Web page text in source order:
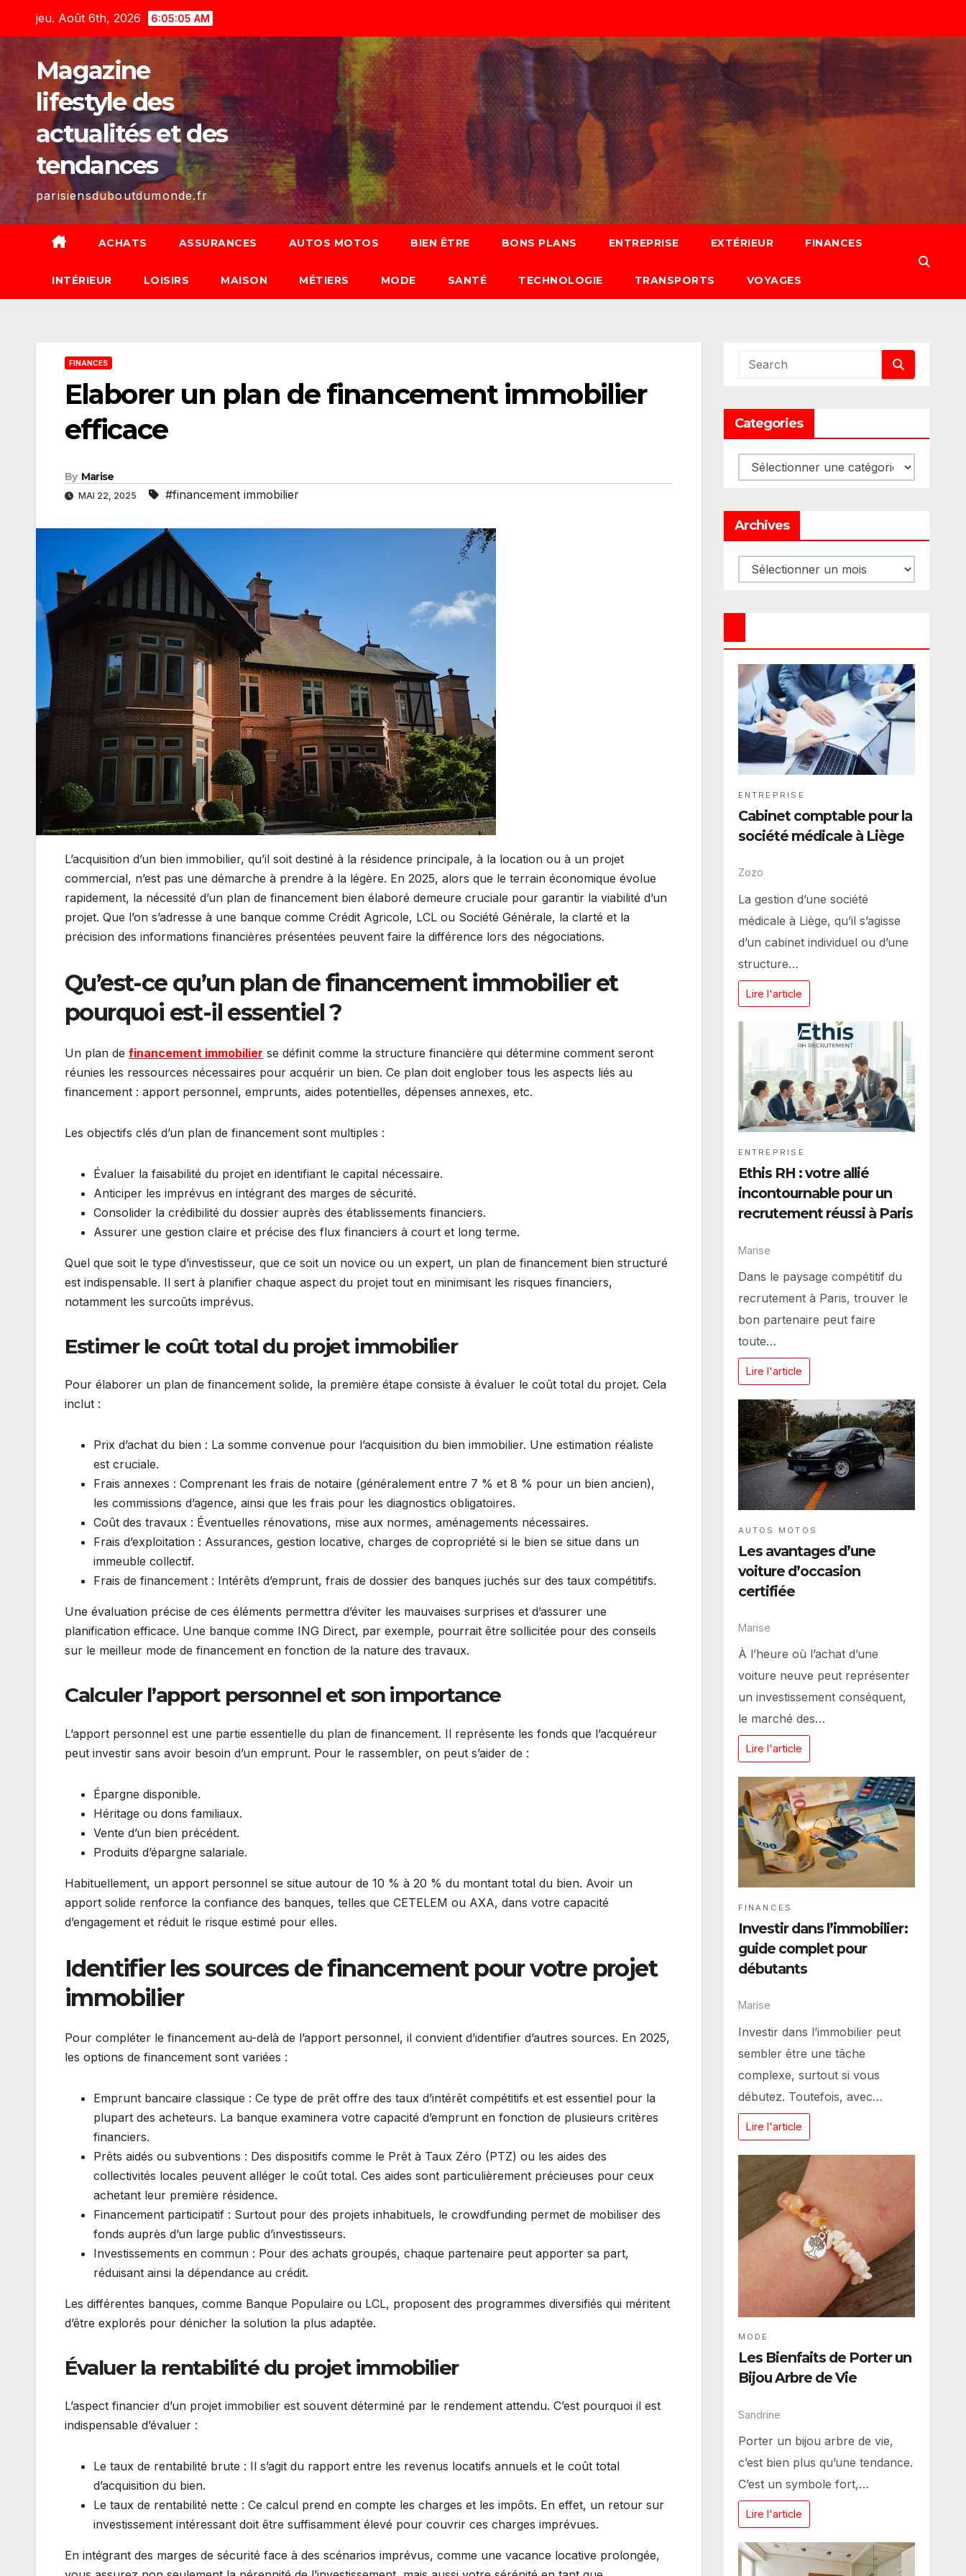
jeu. Août 6th, 2026 6:05:07 AM
Magazine
lifestyle des
actualités et des
tendances
parisiensduboutdumonde.fr
ACHATS ASSURANCES AUTOS MOTOS BIEN ÊTRE BONS PLANS ENTREPRISE EXTÉRIEUR FINANCES
INTÉRIEUR LOISIRS MAISON MÉTIERS MODE SANTÉ TECHNOLOGIE TRANSPORTS VOYAGES
FINANCES
Elaborer un plan de financement immobilier
efficace
By Marise
MAI 22, 2025 #financement immobilier
L’acquisition d’un bien immobilier, qu’il soit destiné à la résidence principale, à la location ou à un projet
commercial, n’est pas une démarche à prendre à la légère. En 2025, alors que le terrain économique évolue
rapidement, la nécessité d’un plan de financement bien élaboré demeure cruciale pour garantir la viabilité d’un
projet. Que l’on s’adresse à une banque comme Crédit Agricole, LCL ou Société Générale, la clarté et la
précision des informations financières présentées peuvent faire la différence lors des négociations.
Qu’est-ce qu’un plan de financement immobilier et
pourquoi est-il essentiel ?
Un plan de financement immobilier se définit comme la structure financière qui détermine comment seront
réunies les ressources nécessaires pour acquérir un bien. Ce plan doit englober tous les aspects liés au
financement : apport personnel, emprunts, aides potentielles, dépenses annexes, etc.
Les objectifs clés d’un plan de financement sont multiples :
Évaluer la faisabilité du projet en identifiant le capital nécessaire.
Anticiper les imprévus en intégrant des marges de sécurité.
Consolider la crédibilité du dossier auprès des établissements financiers.
Assurer une gestion claire et précise des flux financiers à court et long terme.
Quel que soit le type d’investisseur, que ce soit un novice ou un expert, un plan de financement bien structuré
est indispensable. Il sert à planifier chaque aspect du projet tout en minimisant les risques financiers,
notamment les surcoûts imprévus.
Estimer le coût total du projet immobilier
Pour élaborer un plan de financement solide, la première étape consiste à évaluer le coût total du projet. Cela
inclut :
Prix d’achat du bien : La somme convenue pour l’acquisition du bien immobilier. Une estimation réaliste
est cruciale.
Frais annexes : Comprenant les frais de notaire (généralement entre 7 % et 8 % pour un bien ancien),
les commissions d’agence, ainsi que les frais pour les diagnostics obligatoires.
Coût des travaux : Éventuelles rénovations, mise aux normes, aménagements nécessaires.
Frais d’exploitation : Assurances, gestion locative, charges de copropriété si le bien se situe dans un
immeuble collectif.
Frais de financement : Intérêts d’emprunt, frais de dossier des banques juchés sur des taux compétitifs.
Une évaluation précise de ces éléments permettra d’éviter les mauvaises surprises et d’assurer une
planification efficace. Une banque comme ING Direct, par exemple, pourrait être sollicitée pour des conseils
sur le meilleur mode de financement en fonction de la nature des travaux.
Calculer l’apport personnel et son importance
L’apport personnel est une partie essentielle du plan de financement. Il représente les fonds que l’acquéreur
peut investir sans avoir besoin d’un emprunt. Pour le rassembler, on peut s’aider de :
Épargne disponible.
Héritage ou dons familiaux.
Vente d’un bien précédent.
Produits d’épargne salariale.
Habituellement, un apport personnel se situe autour de 10 % à 20 % du montant total du bien. Avoir un
apport solide renforce la confiance des banques, telles que CETELEM ou AXA, dans votre capacité
d’engagement et réduit le risque estimé pour elles.
Identifier les sources de financement pour votre projet
immobilier
Pour compléter le financement au-delà de l’apport personnel, il convient d’identifier d’autres sources. En 2025,
les options de financement sont variées :
Emprunt bancaire classique : Ce type de prêt offre des taux d’intérêt compétitifs et est essentiel pour la
plupart des acheteurs. La banque examinera votre capacité d’emprunt en fonction de plusieurs critères
financiers.
Prêts aidés ou subventions : Des dispositifs comme le Prêt à Taux Zéro (PTZ) ou les aides des
collectivités locales peuvent alléger le coût total. Ces aides sont particulièrement précieuses pour ceux
achetant leur première résidence.
Financement participatif : Surtout pour des projets inhabituels, le crowdfunding permet de mobiliser des
fonds auprès d’un large public d’investisseurs.
Investissements en commun : Pour des achats groupés, chaque partenaire peut apporter sa part,
réduisant ainsi la dépendance au crédit.
Les différentes banques, comme Banque Populaire ou LCL, proposent des programmes diversifiés qui méritent
d’être explorés pour dénicher la solution la plus adaptée.
Évaluer la rentabilité du projet immobilier
L’aspect financier d’un projet immobilier est souvent déterminé par le rendement attendu. C’est pourquoi il est
indispensable d’évaluer :
Le taux de rentabilité brute : Il s’agit du rapport entre les revenus locatifs annuels et le coût total
d’acquisition du bien.
Le taux de rentabilité nette : Ce calcul prend en compte les charges et les impôts. En effet, un retour sur
investissement intéressant doit être suffisamment élevé pour couvrir ces charges imprévues.
En intégrant des marges de sécurité face à des scénarios imprévus, comme une vacance locative prolongée,
Categories
Categories
Archives
Archives
ENTREPRISE
Cabinet comptable pour la
société médicale à Liège
Zozo
La gestion d’une société
médicale à Liège, qu’il s’agisse
d’un cabinet individuel ou d’une
structure…
Lire l'article
ENTREPRISE
Ethis RH : votre allié
incontournable pour un
recrutement réussi à Paris
Marise
Dans le paysage compétitif du
recrutement à Paris, trouver le
bon partenaire peut faire
toute…
Lire l'article
AUTOS MOTOS
Les avantages d’une
voiture d’occasion
certifiée
Marise
À l’heure où l’achat d’une
voiture neuve peut représenter
un investissement conséquent,
le marché des…
Lire l'article
FINANCES
Investir dans l’immobilier:
guide complet pour
débutants
Marise
Investir dans l’immobilier peut
sembler être une tâche
complexe, surtout si vous
débutez. Toutefois, avec…
Lire l'article
MODE
Les Bienfaits de Porter un
Bijou Arbre de Vie
Sandrine
Porter un bijou arbre de vie,
c’est bien plus qu’une tendance.
C’est un symbole fort,…
Lire l'article